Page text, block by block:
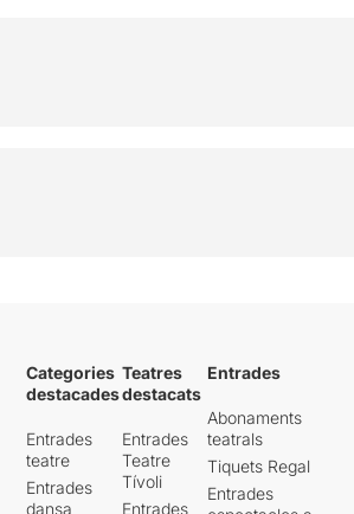
Categories
destacades
Entrades
teatre
Entrades
dansa
Teatres
destacats
Entrades
Teatre
Tívoli
Entrades
Entrades
Abonaments
teatrals
Tiquets Regal
Entrades